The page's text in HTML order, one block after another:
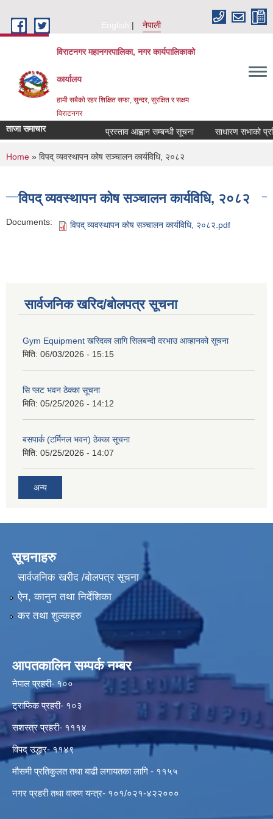
English
नेपाली
विराटनगर महानगरपालिका, नगर कार्यपालिकाको
कार्यालय
हामी सबैको रहर शिक्षित सफा, सुन्दर, सुरक्षित र सक्षम
विराटनगर
ताजा समाचार प्रस्ताव आह्वान सम्बन्धी सूचना साधारण सभाको
You are here
Home » विपद् व्यवस्थापन कोष सञ्चालन कार्यविधि, २०८२
विपद् व्यवस्थापन कोष सञ्चालन कार्यविधि, २०८२
Documents: विपद् व्यवस्थापन कोष सञ्चालन कार्यविधि, २०८२.pdf
सार्वजनिक खरिद/बोलपत्र सूचना
Gym Equipment खरिदका लागि सिलबन्दी दरभाउ आव्हानको सूचना
मिति: 06/03/2026 - 15:15
सि प्लट भवन ठेक्का सूचना
मिति: 05/25/2026 - 14:12
बसपार्क (टर्मिनल भवन) ठेक्का सूचना
मिति: 05/25/2026 - 14:07
अन्य
सूचनाहरु
सार्वजनिक खरीद /बोलपत्र सूचना
ऐन, कानुन तथा निर्देशिका
कर तथा शुल्कहरु
आपतकालिन सम्पर्क नम्बर
नेपाल प्रहरी- १००
ट्राफिक प्रहरी- १०३
सशस्त्र प्रहरी- १११४
विपद् उद्धार- ११४९
मौसमी प्रतिकुलत तथा बाढी लगायतका लागि - ११५५
नगर प्रहरी तथा वारुण यन्त्र- १०१/०२१-४२२०००